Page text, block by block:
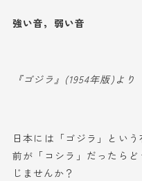
強い音，弱い音
『ゴジラ』(1954年版)より
日本には「ゴジラ」とい
前が「コシラ」だったら
じませんか？